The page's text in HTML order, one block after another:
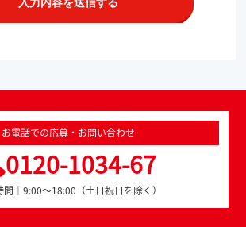
お電話での応募・お問い合わせ
0120-1034-67
間｜9:00～18:00（土日祝日を除く）